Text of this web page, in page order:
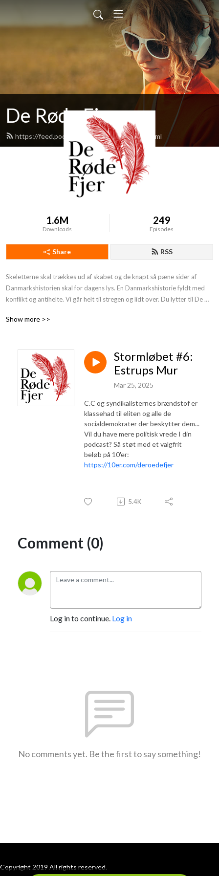
De Røde Fjer
https://feed.podbean.com/deroedefjer/feed.xml
1.6M
Downloads
249
Episodes
Share RSS
Skeletterne skal trækkes ud af skabet og de knapt så pæne sider af
Danmarkshistorien skal for dagens lys. En Danmarkshistorie fyldt med
konflikt og antihelte. Vi går helt til stregen og lidt over. Du lytter til De
din podcast:https: //deroedefjer.10er.app/
Show more >>
Stormløbet #6:
Estrups Mur
Mar 25, 2025
C.C og syndikalisternes brændstof er
klassehad til eliten og alle de
socialdemokrater der beskytter dem...
Vil du have mere politisk vrede I din
podcast? Så støt med et valgfrit
beløb på 10'er:
https://10er.com/deroedefjer
5.4K
Comment (0)
Log in to continue. Log in
No comments yet. Be the first to say something!
Copyright 2019 All rights reserved.